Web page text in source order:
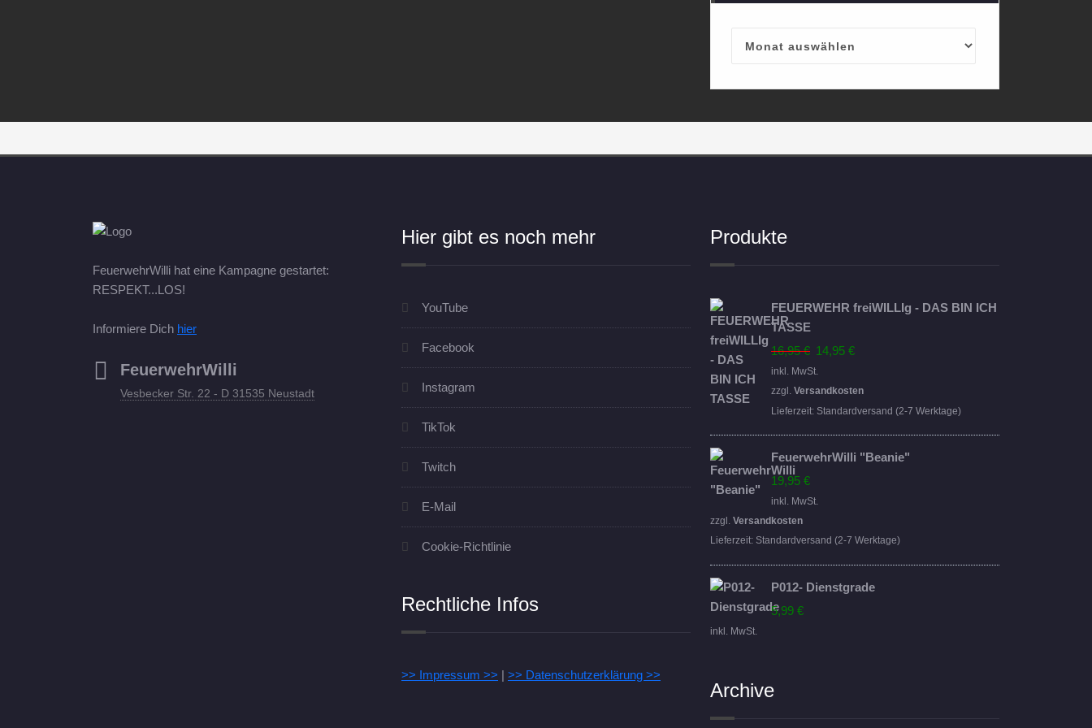
FeuerwehrWilli hat eine Kampagne gestartet:
RESPEKT...LOS!
Informiere Dich hier
FeuerwehrWilli
Vesbecker Str. 22 - D 31535 Neustadt
Hier gibt es noch mehr
YouTube
Facebook
Instagram
TikTok
Twitch
E-Mail
Cookie-Richtlinie
Rechtliche Infos
>> Impressum >> | >> Datenschutzerklärung >>
Produkte
FEUERWEHR freiWILLIg - DAS BIN ICH
TASSE
16,95€ Ursprünglicher
Preis
war:
16,95 €
14,95 €
ist:
14,95 €.
inkl. MwSt.
zzgl. Versandkosten
Lieferzeit: Standardversand (2-7 Werktage)
FeuerwehrWilli "Beanie"
19,95 €
inkl. MwSt.
zzgl. Versandkosten
Lieferzeit: Standardversand (2-7 Werktage)
P012- Dienstgrade
5,99 €
inkl. MwSt.
Archive